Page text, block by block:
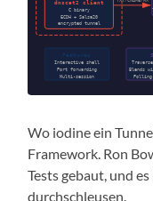
Wo iodine ein
Framework. Ron
Tests gebaut, und
durchschleusen.